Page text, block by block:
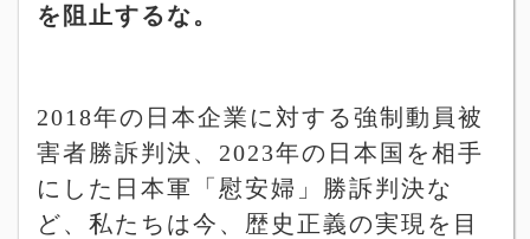
を阻止するな。
2018年の日本企業に対する強制動員被
害者勝訴判決、 2023年の日本国を相手
にした日本軍「慰安婦」勝訴判決な
ど、私たちは今、歴史正義の実現を目